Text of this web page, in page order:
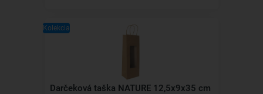
Kolekcia
Darčeková taška NATURE 12,5x9x35 cm